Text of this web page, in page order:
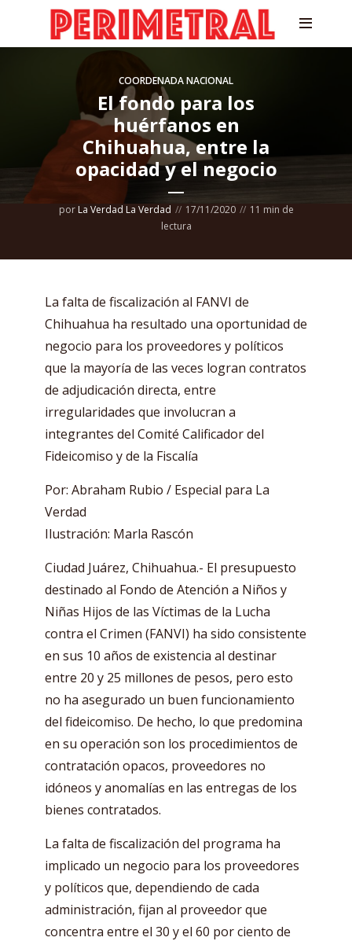
COORDENADA NACIONAL
El fondo para los
huérfanos en
Chihuahua, entre la
opacidad y el negocio
por La Verdad La Verdad 17/11/2020
11 min de
lectura
La falta de fiscalización al FANVI de
Chihuahua ha resultado una oportunidad de
negocio para los proveedores y políticos
que la mayoría de las veces logran contratos
de adjudicación directa, entre
irregularidades que involucran a
integrantes del Comité Calificador del
Fideicomiso y de la Fiscalía
Por: Abraham Rubio / Especial para La
Verdad
Ilustración: Marla Rascón
Ciudad Juárez, Chihuahua.- El presupuesto
destinado al Fondo de Atención a Niños y
Niñas Hijos de las Víctimas de la Lucha
contra el Crimen (FANVI) ha sido consistente
en sus 10 años de existencia al destinar
entre 20 y 25 millones de pesos, pero esto
no ha asegurado un buen funcionamiento
del fideicomiso. De hecho, lo que predomina
en su operación son los procedimientos de
contratación opacos, proveedores no
idóneos y anomalías en las entregas de los
bienes contratados.
La falta de fiscalización del programa ha
implicado un negocio para los proveedores
y políticos que, dependiendo de cada
administración, fijan al proveedor que
concentra entre el 30 y el 60 por ciento de